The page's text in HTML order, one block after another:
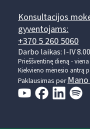
Konsultacijos
gyventojams:
+370 5 260 5060
Darbo laikas: I-IV
Prieššventinę dieną -
Kiekvieno mėnesio antrą
Paklausimas per